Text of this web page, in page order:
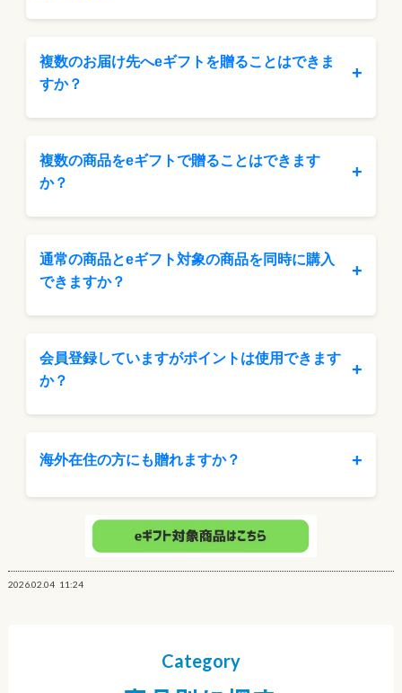
複数のお届け先へeギフトを贈ることはできま
すか？
+
複数の商品をeギフトで贈ることはできます
か？
+
通常の商品とeギフト対象の商品を同時に購入
できますか？
+
会員登録していますがポイントは使用できます
か？
+
海外在住の方にも贈れますか？ +
2026.02.04 11:24
Category